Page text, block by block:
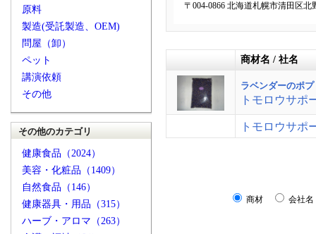
原料
製造(受託製造、OEM)
問屋（卸）
ペット
講演依頼
その他
その他のカテゴリ
健康食品（2024）
美容・化粧品（1409）
自然食品（146）
健康器具・用品（315）
ハーブ・アロマ（263）
〒004-0866 北海道札幌市清田区北
商材名 / 社名
ラベンダーのポプ
トモロウサポ
トモロウサポ
商材 会社名